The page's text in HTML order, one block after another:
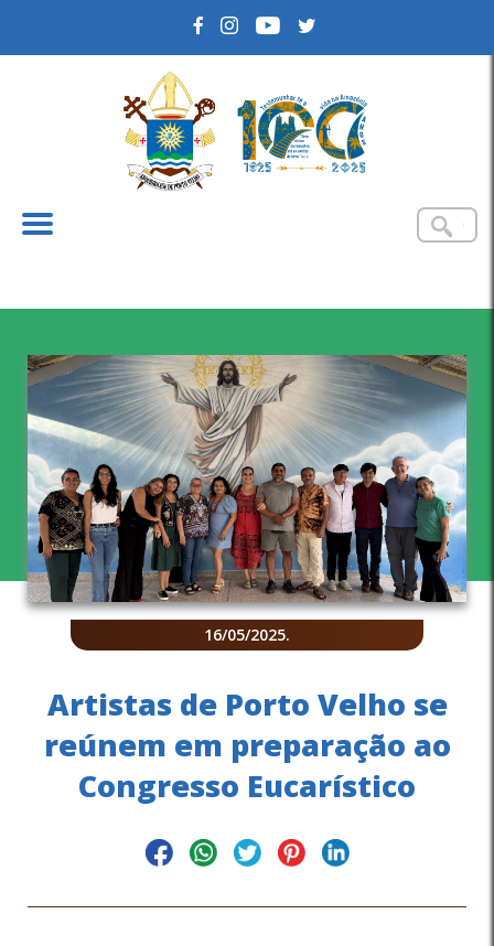
16/05/2025.
Artistas de Porto Velho se
reúnem em preparação ao
Congresso Eucarístico